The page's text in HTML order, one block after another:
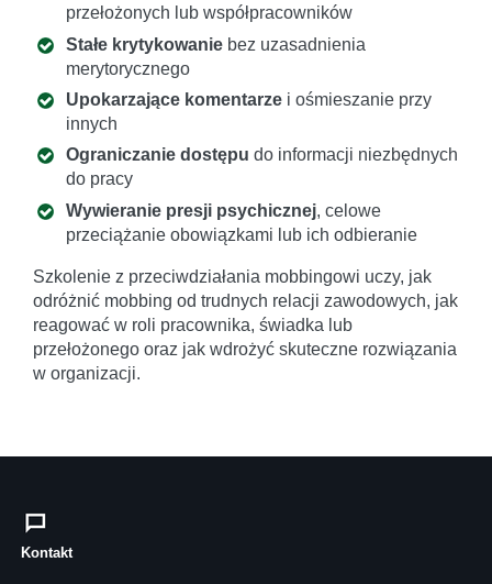
przełożonych lub współpracowników
Stałe krytykowanie bez uzasadnienia
merytorycznego
Upokarzające komentarze i ośmieszanie przy
innych
Ograniczanie dostępu do informacji niezbędnych
do pracy
Wywieranie presji psychicznej, celowe
przeciążanie obowiązkami lub ich odbieranie
Szkolenie z przeciwdziałania mobbingowi uczy, jak
odróżnić mobbing od trudnych relacji zawodowych, jak
reagować w roli pracownika, świadka lub
przełożonego oraz jak wdrożyć skuteczne rozwiązania
w organizacji.
Kontakt